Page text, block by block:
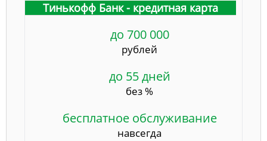
Тинькофф Банк - кредитная карта
до 700 000
рублей
до 55 дней
без %
бесплатное обслуживание
навсегда